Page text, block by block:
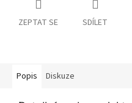
ZEPTAT SE SDÍLET
Popis Diskuze